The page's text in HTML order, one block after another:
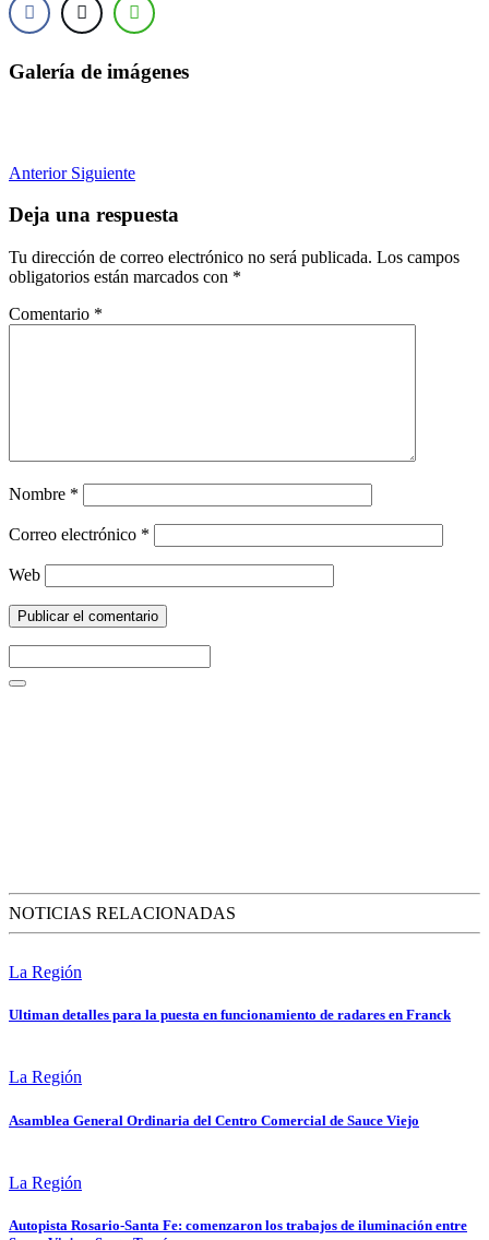
Galería de imágenes
Anterior Siguiente
Deja una respuesta
Tu dirección de correo electrónico no será publicada. Los campos
obligatorios están marcados con *
Comentario *
Nombre *
Correo electrónico *
Web
NOTICIAS RELACIONADAS
La Región
Ultiman detalles para la puesta en funcionamiento de radares en Franck
La Región
Asamblea General Ordinaria del Centro Comercial de Sauce Viejo
La Región
Autopista Rosario-Santa Fe: comenzaron los trabajos de iluminación entre